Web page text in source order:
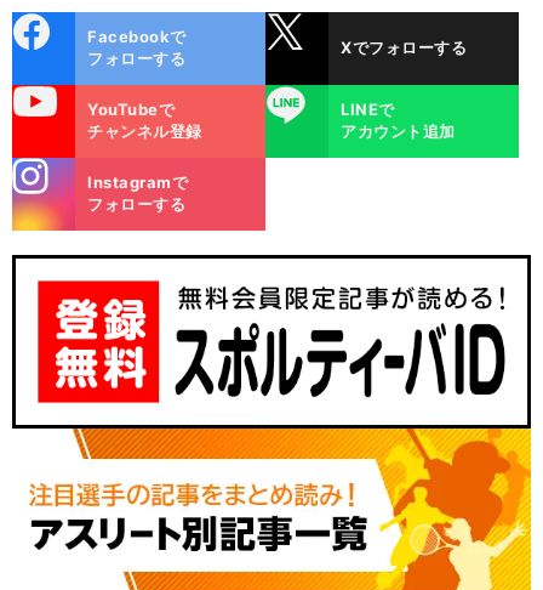
ok
Facebookで
フォローする
Xでフォローする
YouTubeで
チャンネル登録
LINE
LINEで
アカウント追加
m
Instagramで
フォローする